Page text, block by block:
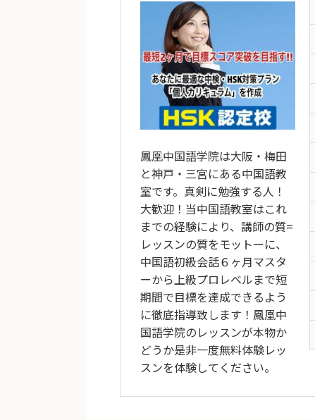
鳳凰中国語学院は大阪・梅田
と神戸・三宮にある中国語教
室です。真剣に勉強する人！
大歓迎！当中国語教室はこれ
までの経験により、講師の質=
レッスンの質をモットーに、
中国語初級会話６ヶ月マスタ
ーから上級プロレベルまで短
期間で目標を達成できるよう
に徹底指導致します！鳳凰中
国語学院のレッスンが本物か
どうか是非一度無料体験レッ
スンを体験してください。